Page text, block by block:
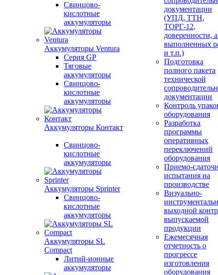
Свинцово-
кислотные
аккумуляторы
Аккумуляторы Ventura
Серия GP
Тяговые
аккумуляторы
Свинцово-
кислотные
аккумуляторы
Аккумуляторы Контакт
Свинцово-
кислотные
аккумуляторы
Аккумуляторы Sprinter
Свинцово-
кислотные
аккумуляторы
Аккумуляторы SL
Compact
Литий-ионные
аккумуляторы
документации
(УПД, ТТН,
ТОРГ-12,
доверенности,
выполненных
и т.п.)
Подготовка
полного пакета
технической
документации
Контроль
оборудования
Разработка
программы
оперативных
переключений
оборудования
Приемо-
испытания на
производстве
Визуально-
выходной
выпускаемой
продукции
Ежемесячная
отчетность о
прогрессе
изготовления
оборудования